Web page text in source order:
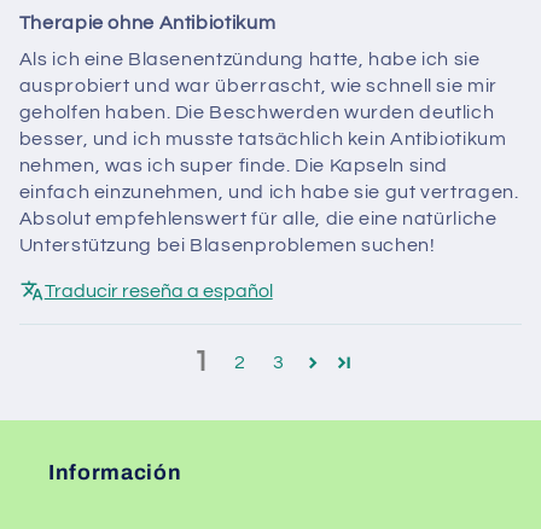
Therapie ohne Antibiotikum
Als ich eine Blasenentzündung hatte, habe ich sie
ausprobiert und war überrascht, wie schnell sie mir
geholfen haben. Die Beschwerden wurden deutlich
besser, und ich musste tatsächlich kein Antibiotikum
nehmen, was ich super finde. Die Kapseln sind
einfach einzunehmen, und ich habe sie gut vertragen.
Absolut empfehlenswert für alle, die eine natürliche
Unterstützung bei Blasenproblemen suchen!
Traducir reseña a español
1 2 3
Información